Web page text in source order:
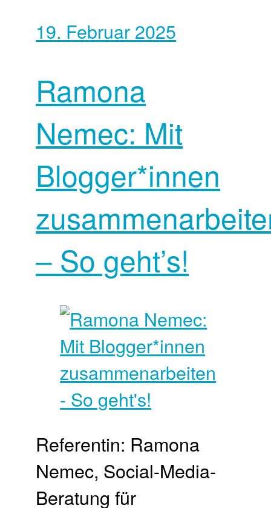
19. Februar 2025
Ramona
Nemec: Mit
Blogger*innen
– So geht’s!
Referentin: Ramona
Nemec, Social-Media-
Beratung für